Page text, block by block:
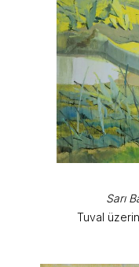
Sarı
Tuval